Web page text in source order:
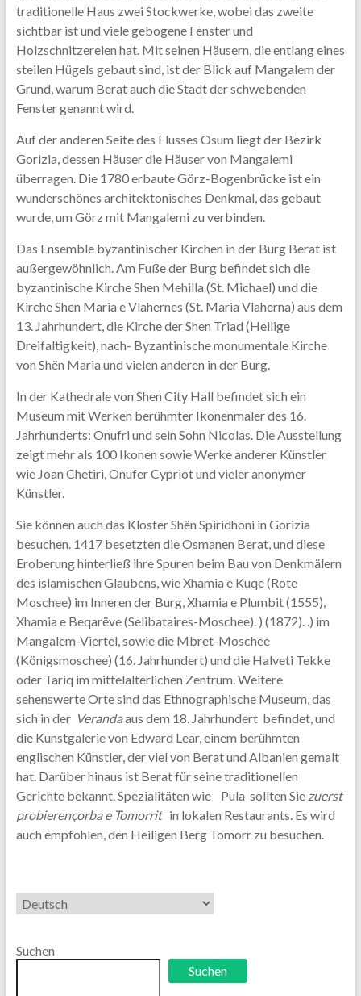
traditionelle Haus zwei Stockwerke, wobei das zweite
sichtbar ist und viele gebogene Fenster und
Holzschnitzereien hat. Mit seinen Häusern, die entlang eines
steilen Hügels gebaut sind, ist der Blick auf Mangalem der
Grund, warum Berat auch die Stadt der schwebenden
Fenster genannt wird.
Auf der anderen Seite des Flusses Osum liegt der Bezirk
Gorizia, dessen Häuser die Häuser von Mangalemi
überragen. Die 1780 erbaute Görz-Bogenbrücke ist ein
wunderschönes architektonisches Denkmal, das gebaut
wurde, um Görz mit Mangalemi zu verbinden.
Das Ensemble byzantinischer Kirchen in der Burg Berat ist
außergewöhnlich. Am Fuße der Burg befindet sich die
byzantinische Kirche Shen Mehilla (St. Michael) und die
Kirche Shen Maria e Vlahernes (St. Maria Vlaherna) aus dem
13. Jahrhundert, die Kirche der Shen Triad (Heilige
Dreifaltigkeit), nach- Byzantinische monumentale Kirche
von Shën Maria und vielen anderen in der Burg.
In der Kathedrale von Shen City Hall befindet sich ein
Museum mit Werken berühmter Ikonenmaler des 16.
Jahrhunderts: Onufri und sein Sohn Nicolas. Die Ausstellung
zeigt mehr als 100 Ikonen sowie Werke anderer Künstler
wie Joan Chetiri, Onufer Cypriot und vieler anonymer
Künstler.
Sie können auch das Kloster Shën Spiridhoni in Gorizia
besuchen. 1417 besetzten die Osmanen Berat, und diese
Eroberung hinterließ ihre Spuren beim Bau von Denkmälern
des islamischen Glaubens, wie Xhamia e Kuqe (Rote
Moschee) im Inneren der Burg, Xhamia e Plumbit (1555),
Xhamia e Beqarëve (Selibataires-Moschee). ) (1872). .) im
Mangalem-Viertel, sowie die Mbret-Moschee
(Königsmoschee) (16. Jahrhundert) und die Halveti Tekke
oder Tariq im mittelalterlichen Zentrum. Weitere
sehenswerte Orte sind das Ethnographische Museum, das
sich in der Verandaaus dem 18. Jahrhundert befindet, und
die Kunstgalerie von Edward Lear, einem berühmten
englischen Künstler, der viel von Berat und Albanien gemalt
hat. Darüber hinaus ist Berat für seine traditionellen
Gerichte bekannt. Spezialitäten wie Pula sollten Sie zuerst
probierençorba e Tomorritin lokalen Restaurants. Es wird
auch empfohlen, den Heiligen Berg Tomorr zu besuchen.
Sprache
auswählen
Suchen
Suchen